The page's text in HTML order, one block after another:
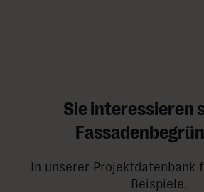
Sie interessieren
In unserer Projektdatenbank
Beispiele.